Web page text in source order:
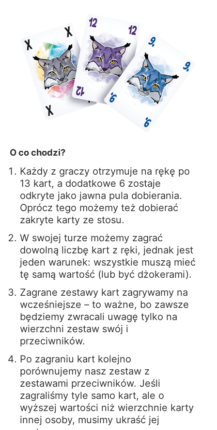
O co chodzi?
Każdy z graczy otrzymuje na rękę po
13 kart, a dodatkowe 6 zostaje
odkryte jako jawna pula dobierania.
Oprócz tego możemy też dobierać
zakryte karty ze stosu.
W swojej turze możemy zagrać
dowolną liczbę kart z ręki, jednak jest
jeden warunek: wszystkie muszą mieć
tę samą wartość (lub być dżokerami).
Zagrane zestawy kart zagrywamy na
wcześniejsze – to ważne, bo zawsze
będziemy zwracali uwagę tylko na
wierzchni zestaw swój i
przeciwników.
Po zagraniu kart kolejno
porównujemy nasz zestaw z
zestawami przeciwników. Jeśli
zagraliśmy tyle samo kart, ale o
wyższej wartości niż wierzchnie karty
innej osoby, musimy ukraść jej